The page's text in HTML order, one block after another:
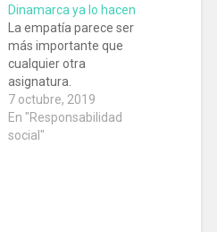
Dinamarca ya lo hacen
La empatía parece ser
más importante que
cualquier otra
asignatura.
7 octubre, 2019
En "Responsabilidad
social"